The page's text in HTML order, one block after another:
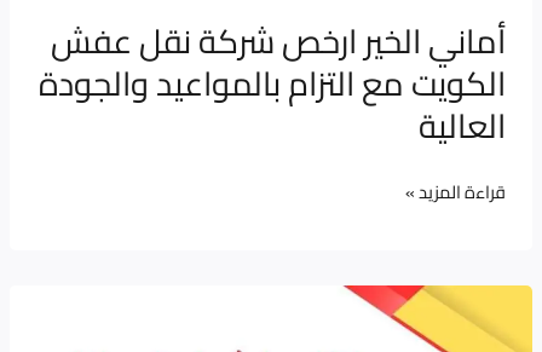
أماني الخير ارخص شركة نقل عفش
الكويت مع التزام بالمواعيد والجودة
العالية
والجودة
العالية
قراءة المزيد »
عفش